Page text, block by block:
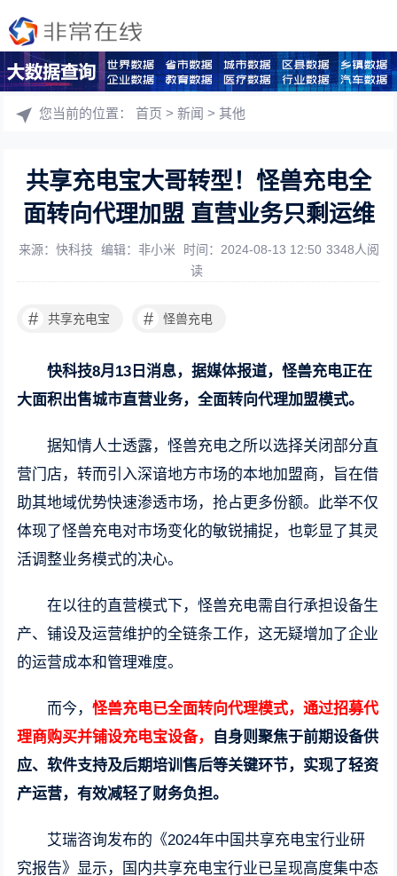
您当前的位置：首页 >新闻 >其他
共享充电宝大哥转型！怪兽充电全
面转向代理加盟 直营业务只剩运维
来源：快科技 编辑：非小米 时间：2024-08-13 12:50 3348人阅
读
# 共享充电宝 # 怪兽充电
快科技8月13日消息，据媒体报道，怪兽充电正在
大面积出售城市直营业务，全面转向代理加盟模式。
据知情人士透露，怪兽充电之所以选择关闭部分直
营门店，转而引入深谙地方市场的本地加盟商，旨在借
助其地域优势快速渗透市场，抢占更多份额。此举不仅
体现了怪兽充电对市场变化的敏锐捕捉，也彰显了其灵
活调整业务模式的决心。
在以往的直营模式下，怪兽充电需自行承担设备生
产、铺设及运营维护的全链条工作，这无疑增加了企业
的运营成本和管理难度。
而今，怪兽充电已全面转向代理模式，通过招募代
理商购买并铺设充电宝设备，
自身则聚焦于前期设备供
应、软件支持及后期培训售后等关键环节，实现了轻资
产运营，有效减轻了财务负担。
艾瑞咨询发布的《2024年中国共享充电宝行业研
究报告》显示，国内共享充电宝行业已呈现高度集中态